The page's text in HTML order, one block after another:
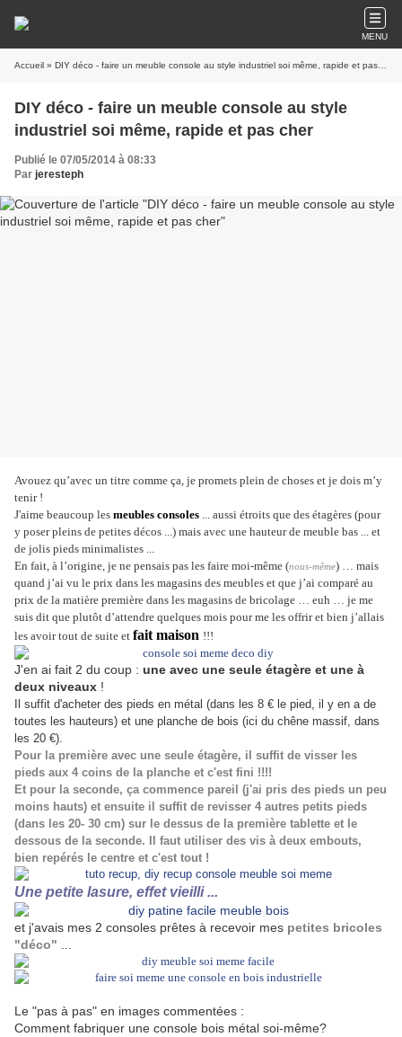
MENU
Accueil » DIY déco - faire un meuble console au style industriel soi même, rapide et pas cher
DIY déco - faire un meuble console au style
industriel soi même, rapide et pas cher
Publié le 07/05/2014 à 08:33
Par jeresteph
Avouez qu’avec un titre comme ça, je promets plein de choses et je dois m’y
tenir !
J'aime beaucoup les meubles consoles ... aussi étroits que des étagères (pour
y poser pleins de petites décos ...) mais avec une hauteur de meuble bas ... et
de jolis pieds minimalistes ...
En fait, à l’origine, je ne pensais pas les faire moi-même (nous-même) … mais
quand j’ai vu le prix dans les magasins des meubles et que j’ai comparé au
prix de la matière première dans les magasins de bricolage … euh … je me
suis dit que plutôt d’attendre quelques mois pour me les offrir et bien j’allais
les avoir tout de suite et fait maison !!!
J'en ai fait 2 du coup : une avec une seule étagère et une à
deux niveaux !
Il suffit d'acheter des pieds en métal (dans les 8 € le pied, il y en a de
toutes les hauteurs) et une planche de bois (ici du chêne massif, dans
les 20 €).
Pour la première avec une seule étagère, il suffit de visser les
pieds aux 4 coins de la planche et c'est fini !!!!
Et pour la seconde, ça commence pareil (j'ai pris des pieds un peu
moins hauts) et ensuite il suffit de revisser 4 autres petits pieds
(dans les 20- 30 cm) sur le dessus de la première tablette et le
dessous de la seconde. Il faut utiliser des vis à deux embouts,
bien repérés le centre et c'est tout !
Une petite lasure, effet vieilli ...
et j'avais mes 2 consoles prêtes à recevoir mes petites bricoles
"déco"
Le "pas à pas" en images commentées :
Comment fabriquer une console bois métal soi-même?